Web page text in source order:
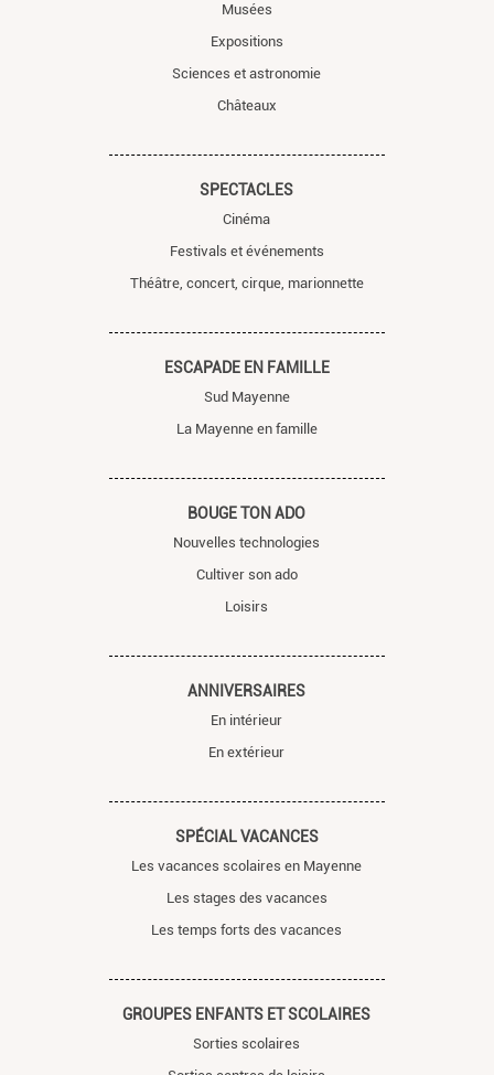
Musées
Expositions
Sciences et astronomie
Châteaux
SPECTACLES
Cinéma
Festivals et événements
Théâtre, concert, cirque, marionnette
ESCAPADE EN FAMILLE
Sud Mayenne
La Mayenne en famille
BOUGE TON ADO
Nouvelles technologies
Cultiver son ado
Loisirs
ANNIVERSAIRES
En intérieur
En extérieur
SPÉCIAL VACANCES
Les vacances scolaires en Mayenne
Les stages des vacances
Les temps forts des vacances
GROUPES ENFANTS ET SCOLAIRES
Sorties scolaires